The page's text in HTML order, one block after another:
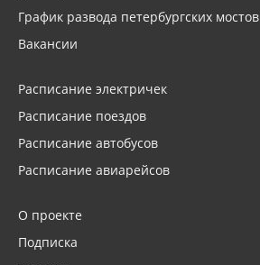
График развода петербургских мостов
Вакансии
Расписание электричек
Расписание поездов
Расписание автобусов
Расписание авиарейсов
О проекте
Подписка